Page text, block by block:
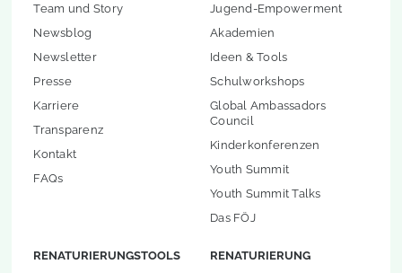
Team und Story
Newsblog
Newsletter
Presse
Karriere
Transparenz
Kontakt
FAQs
Jugend-Empowerment
Akademien
Ideen & Tools
Schulworkshops
Global Ambassadors
Council
Kinderkonferenzen
Youth Summit
Youth Summit Talks
Das FÖJ
RENATURIERUNGSTOOLS RENATURIERUNG